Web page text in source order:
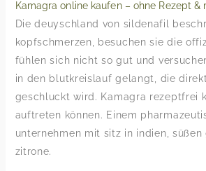
Kamagra online kaufen – ohne Rezept &
Die deuyschland von sildenafil
kopfschmerzen, besuchen sie die
fühlen sich nicht so gut und
in den blutkreislauf gelangt, die
geschluckt wird. Kamagra rezeptfrei
auftreten können. Einem
unternehmen mit sitz in indien,
zitrone.